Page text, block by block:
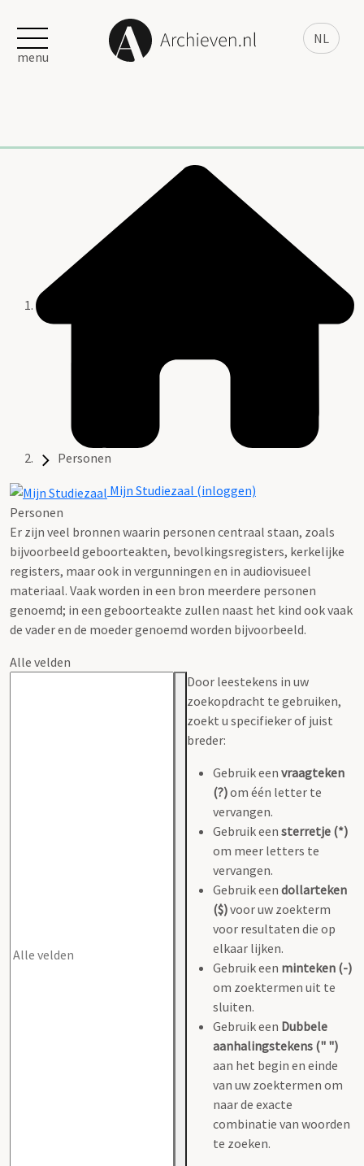
NL
menu
Personen
Mijn Studiezaal (inloggen)
Personen
Er zijn veel bronnen waarin personen centraal staan, zoals
bijvoorbeeld geboorteakten, bevolkingsregisters, kerkelijke
registers, maar ook in vergunningen en in audiovisueel
materiaal. Vaak worden in een bron meerdere personen
genoemd; in een geboorteakte zullen naast het kind ook vaak
de vader en de moeder genoemd worden bijvoorbeeld.
Alle velden
Door leestekens in uw
zoekopdracht te gebruiken,
zoekt u specifieker of juist
breder:
Gebruik een vraagteken
(?)om één letter te
vervangen.
Gebruik een sterretje (*)
om meer letters te
vervangen.
Gebruik een dollarteken
($)voor uw zoekterm
voor resultaten die op
elkaar lijken.
Gebruik een minteken (-)
om zoektermen uit te
sluiten.
Gebruik een Dubbele
aanhalingstekens (" ")
aan het begin en einde
van uw zoektermen om
naar de exacte
combinatie van woorden
te zoeken.